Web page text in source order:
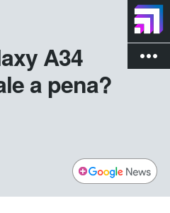
more_vert
A34
a pena?